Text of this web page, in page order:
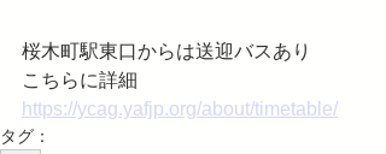
桜木町駅東口からは送迎バスあり
こちらに詳細
https://ycag.yafjp.org/about/timetable/
タグ：